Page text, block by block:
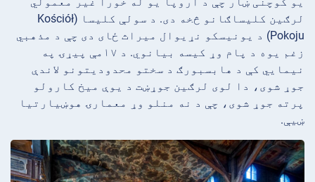
لرګین کلیساګانو څخه دی. د سولې کلیسا (Kościół
Pokoju) د یونیسکو نړیوال میراث ځای دی چې د مذهبي
زغم یوه د پام وړ کیسه بیانوي. د ۱۷مې پیړۍ په
نیمایي کې د هابسبورګ د سختو محدودیتونو لاندې
جوړ شوی، دا لوی لرګین جوړښت د یوې میخ کارولو
پرته جوړ شوی، چې د نه منلو وړ معمارۍ هوښیارتیا
ښیې.